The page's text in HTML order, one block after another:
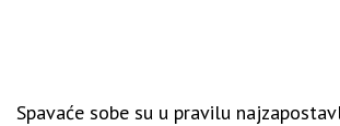
Spavaće sobe su u pravilu